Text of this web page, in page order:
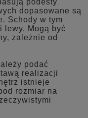
dopasowane są
Schody w tym
lewy. Mogą być
zależnie od
podać
realizacji
istnieje
rozmiar na